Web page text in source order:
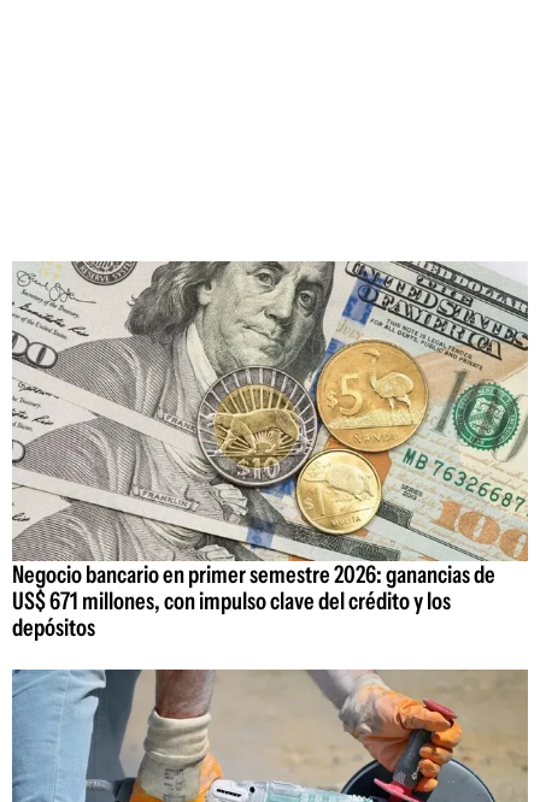
Negocio bancario en primer semestre 2026: ganancias de
US$ 671 millones, con impulso clave del crédito y los
depósitos